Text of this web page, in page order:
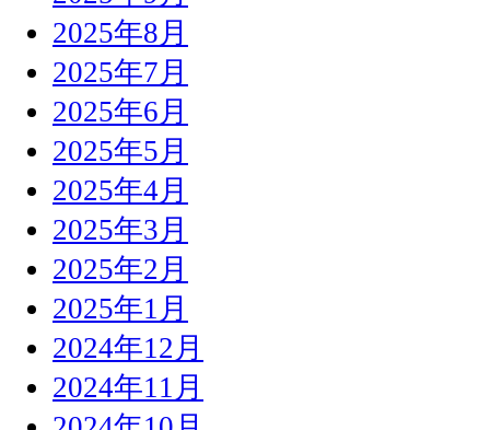
2025年8月
2025年7月
2025年6月
2025年5月
2025年4月
2025年3月
2025年2月
2025年1月
2024年12月
2024年11月